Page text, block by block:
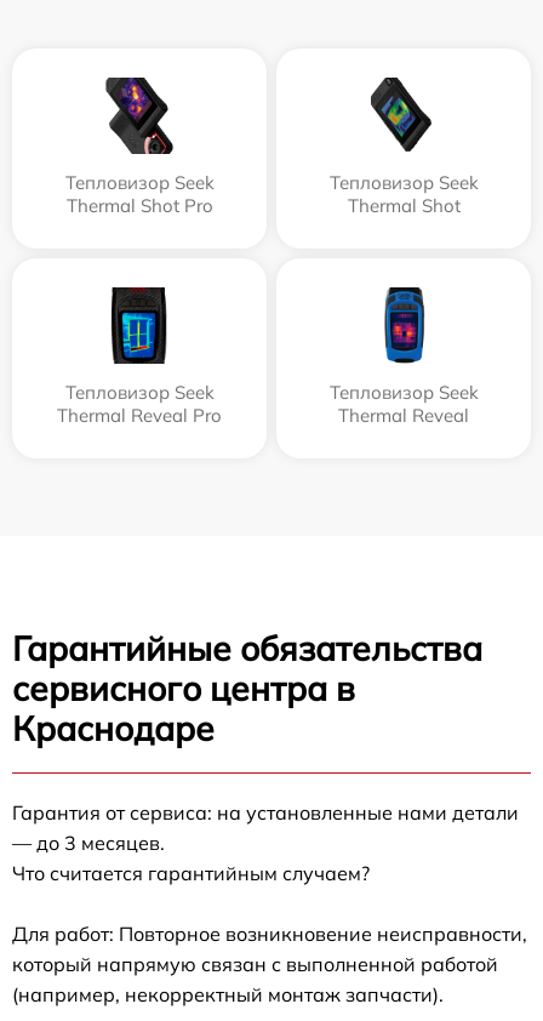
Тепловизор Seek
Thermal Shot Pro
Тепловизор Seek
Thermal Shot
Тепловизор Seek
Thermal Reveal Pro
Тепловизор Seek
Thermal Reveal
Гарантийные обязательства
сервисного центра в
Краснодаре
Гарантия от сервиса: на установленные нами детали
— до 3 месяцев.
Что считается гарантийным случаем?
Для работ: Повторное возникновение неисправности,
который напрямую связан с выполненной работой
(например, некорректный монтаж запчасти).